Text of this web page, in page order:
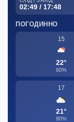
02:49 / 17:48
ПОГОДИННО
15
22°
60%
17
21°
80%